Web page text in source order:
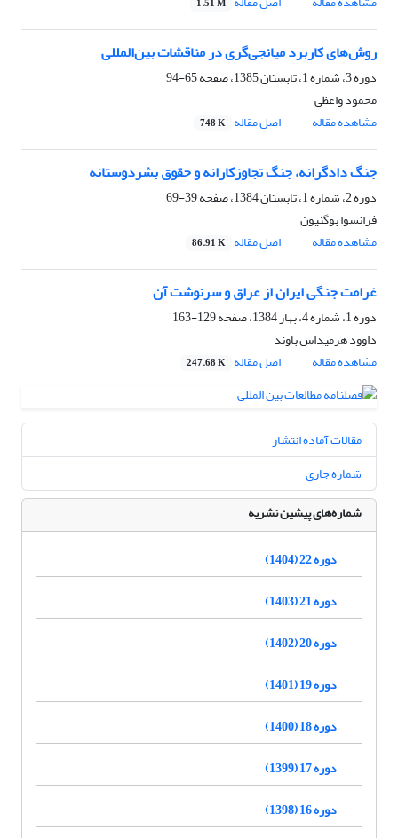
1.51 M
روش‌های کاربرد میانجی‌گری در مناقشات بین‌المللی
دوره 3، شماره 1، تابستان 1385، صفحه
65-94
محمود واعظی
مشاهده مقاله
اصل مقاله 748 K
جنگ دادگرانه، جنگ تجاوزکارانه و حقوق بشردوستانه
دوره 2، شماره 1، تابستان 1384، صفحه
39-69
فرانسوا بوگنیون
مشاهده مقاله
اصل مقاله 86.91 K
غرامت جنگی ایران از عراق و سرنوشت آن
دوره 1، شماره 4، بهار 1384، صفحه
129-163
داوود هرمیداس باوند
مشاهده مقاله
اصل مقاله 247.68 K
مقالات آماده انتشار
شماره جاری
شماره‌های پیشین نشریه
دوره 22 (1404)
دوره 21 (1403)
دوره 20 (1402)
دوره 19 (1401)
دوره 18 (1400)
دوره 17 (1399)
دوره 16 (1398)